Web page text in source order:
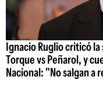
Ignacio Ruglio criticó
Torque vs Peñarol, y
Nacional: "No salgan a